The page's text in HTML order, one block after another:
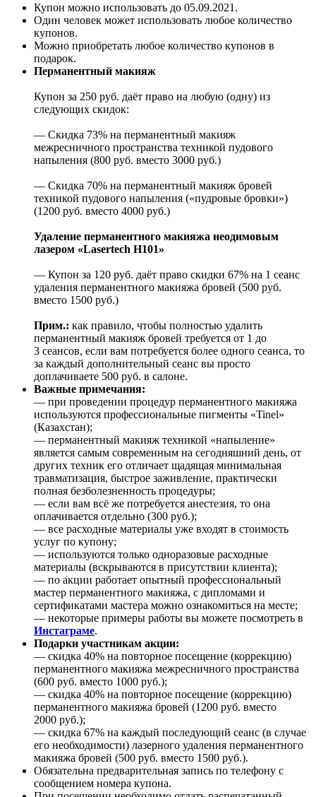
Купон можно использовать до 05.09.2021 .
Один человек может использовать любое количество
купонов.
Можно приобретать любое количество купонов в
подарок.
Перманентный макияж
Купон за 250 руб. даёт право на любую (одну) из
следующих скидок:
— Скидка 73% на перманентный макияж
межресничного пространства техникой пудового
напыления (800 руб. вместо 3000 руб.)
— Скидка 70% на перманентный макияж бровей
техникой пудового напыления («пудровые бровки»)
(1200 руб. вместо 4000 руб.)
Удаление перманентного макияжа неодимовым
лазером «Lasertech H101»
— Купон за 120 руб. даёт право скидки 67% на 1 сеанс
удаления перманентного макияжа бровей (500 руб.
вместо 1500 руб.)
Прим.: как правило, чтобы полностью удалить
перманентный макияж бровей требуется от 1 до
3 сеансов, если вам потребуется более одного сеанса, то
за каждый дополнительный сеанс вы просто
доплачиваете 500 руб. в салоне.
Важные примечания:
— при проведении процедур перманентного макияжа
используются профессиональные пигменты «Tinel»
(Казахстан);
— перманентный макияж техникой «напыление»
является самым современным на сегодняшний день, от
других техник его отличает щадящая минимальная
травматизация, быстрое заживление, практически
полная безболезненность процедуры;
— если вам всё же потребуется анестезия, то она
оплачивается отдельно (300 руб.);
— все расходные материалы уже входят в стоимость
услуг по купону;
— используются только одноразовые расходные
материалы (вскрываются в присутствии клиента);
— по акции работает опытный профессиональный
мастер перманентного макияжа, с дипломами и
сертификатами мастера можно ознакомиться на месте;
— некоторые примеры работы вы можете посмотреть в
Инстаграме.
Подарки участникам акции:
— скидка 40% на повторное посещение (коррекцию)
перманентного макияжа межресничного пространства
(600 руб. вместо 1000 руб.);
— скидка 40% на повторное посещение (коррекцию)
перманентного макияжа бровей (1200 руб. вместо
2000 руб.);
— скидка 67% на каждый последующий сеанс (в случае
его необходимости) лазерного удаления перманентного
макияжа бровей (500 руб. вместо 1500 руб.).
Обязательна предварительная запись по телефону с
сообщением номера купона.